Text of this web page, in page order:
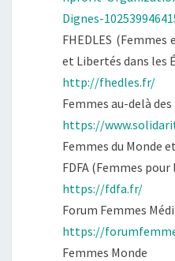
Dignes-
FHEDLES
et Libertés dans les
http://fhedles.fr/
Femmes au-delà
https://
Femmes du Monde
FDFA (Femmes
https://fdfa.fr/
Forum Femmes
https://
Femmes Monde